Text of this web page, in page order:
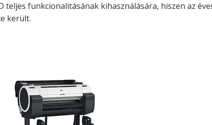
teljes funkcionalitásának kihasználására, hiszen az
került.